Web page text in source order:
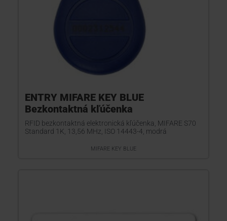
ENTRY MIFARE KEY BLUE
Bezkontaktná kľúčenka
RFID bezkontaktná elektronická kľúčenka, MIFARE S70
Standard 1K, 13,56 MHz, ISO 14443-4, modrá
MIFARE KEY BLUE